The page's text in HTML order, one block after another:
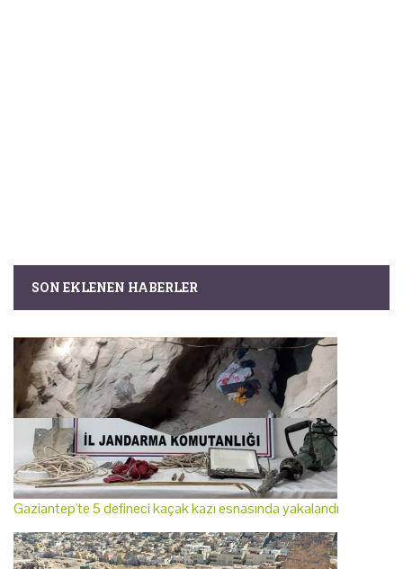
SON EKLENEN HABERLER
Gaziantep'te 5 defineci kaçak kazı esnasında yakalandı